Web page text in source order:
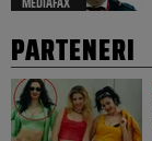
PARTENERI